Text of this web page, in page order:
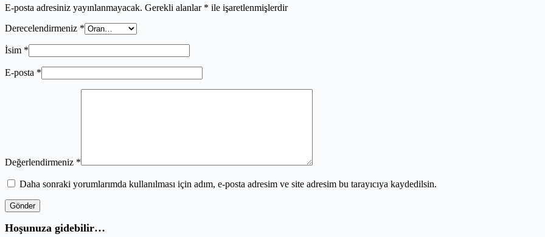
E-posta adresiniz yayınlanmayacak. Gerekli alanlar * ile işaretlenmişlerdir
Derecelendirmeniz *
İsim *
E-posta *
Değerlendirmeniz *
Daha sonraki yorumlarımda kullanılması için adım, e-posta adresim ve site adresim bu tarayıcıya kaydedilsin.
Gönder
Hoşunuza gidebilir…